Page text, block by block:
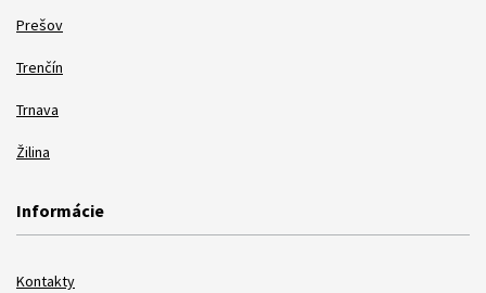
Prešov
Trenčín
Trnava
Žilina
Informácie
Kontakty